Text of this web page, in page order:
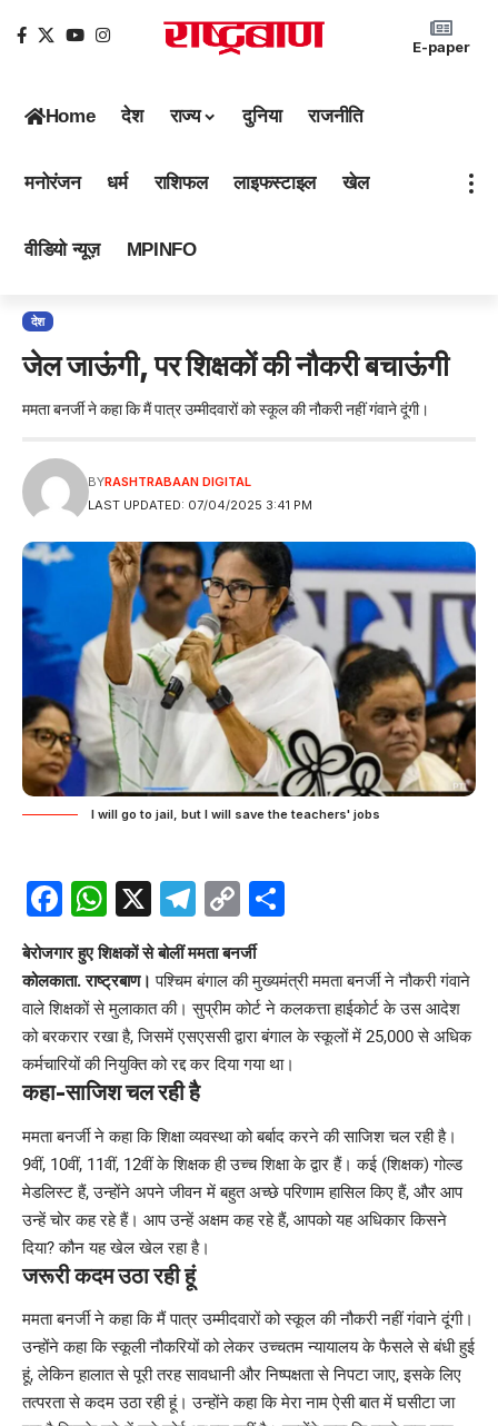
E-paper
Home देश राज्य दुनिया राजनीति
मनोरंजन धर्म राशिफल लाइफस्टाइल खेल
वीडियो न्यूज़ MPINFO
देश
जेल जाऊंगी, पर शिक्षकों की नौकरी बचाऊंगी
ममता बनर्जी ने कहा कि मैं पात्र उम्मीदवारों को स्कूल की नौकरी नहीं गंवाने दूंगी।
LAST UPDATED: 07/04/2025 3:41 PM
BYRASHTRABAAN DIGITAL
I will go to jail, but I will save the teachers' jobs
Facebook
WhatsApp
X Telegram
Copy
Link
बेरोजगार हुए शिक्षकों से बोलीं ममता बनर्जी
कोलकाता. राष्ट्रबाण। पश्चिम बंगाल की मुख्यमंत्री ममता बनर्जी ने नौकरी गंवाने
वाले शिक्षकों से मुलाकात की। सुप्रीम कोर्ट ने कलकत्ता हाईकोर्ट के उस आदेश
को बरकरार रखा है, जिसमें एसएससी द्वारा बंगाल के स्कूलों में 25,000 से अधिक
कर्मचारियों की नियुक्ति को रद्द कर दिया गया था।
कहा-साजिश चल रही है
ममता बनर्जी ने कहा कि शिक्षा व्यवस्था को बर्बाद करने की साजिश चल रही है।
9वीं, 10वीं, 11वीं, 12वीं के शिक्षक ही उच्च शिक्षा के द्वार हैं। कई (शिक्षक) गोल्ड
मेडलिस्ट हैं, उन्होंने अपने जीवन में बहुत अच्छे परिणाम हासिल किए हैं, और आप
उन्हें चोर कह रहे हैं। आप उन्हें अक्षम कह रहे हैं, आपको यह अधिकार किसने
दिया? कौन यह खेल खेल रहा है।
जरूरी कदम उठा रही हूं
ममता बनर्जी ने कहा कि मैं पात्र उम्मीदवारों को स्कूल की नौकरी नहीं गंवाने दूंगी।
उन्होंने कहा कि स्कूली नौकरियों को लेकर उच्चतम न्यायालय के फैसले से बंधी हुई
हूं, लेकिन हालात से पूरी तरह सावधानी और निष्पक्षता से निपटा जाए, इसके लिए
तत्परता से कदम उठा रही हूं। उन्होंने कहा कि मेरा नाम ऐसी बात में घसीटा जा